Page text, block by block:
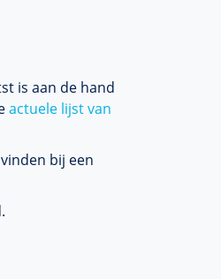
is aan de hand
actuele lijst van
bij een